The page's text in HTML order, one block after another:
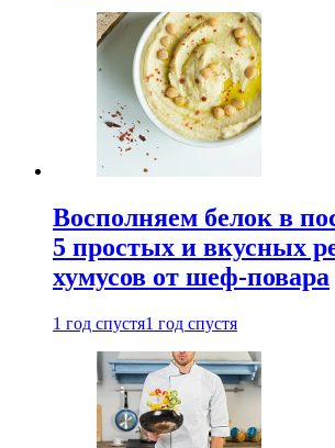
Восполняем белок в
5 простых и вкусных
хумусов от шеф-повара
1 год спустя1 год спустя